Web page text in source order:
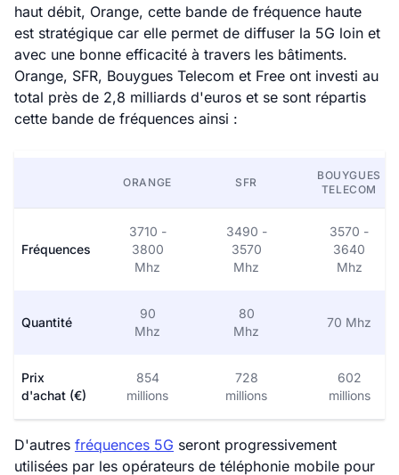
haut débit, Orange, cette bande de fréquence haute
est stratégique car elle permet de diffuser la 5G loin et
avec une bonne efficacité à travers les bâtiments.
Orange, SFR, Bouygues Telecom et Free ont investi au
total près de 2,8 milliards d'euros et se sont répartis
cette bande de fréquences ainsi :
ORANGE SFR
BOUYGUES
TELECOM
Fréquences
3710 -
3800
Mhz
3490 -
3570
Mhz
3570 -
3640
Mhz
Quantité
90
Mhz
80
Mhz
70 Mhz
Prix
d'achat (€)
854
millions
728
millions
602
millions
D'autres fréquences 5G seront progressivement
utilisées par les opérateurs de téléphonie mobile pour